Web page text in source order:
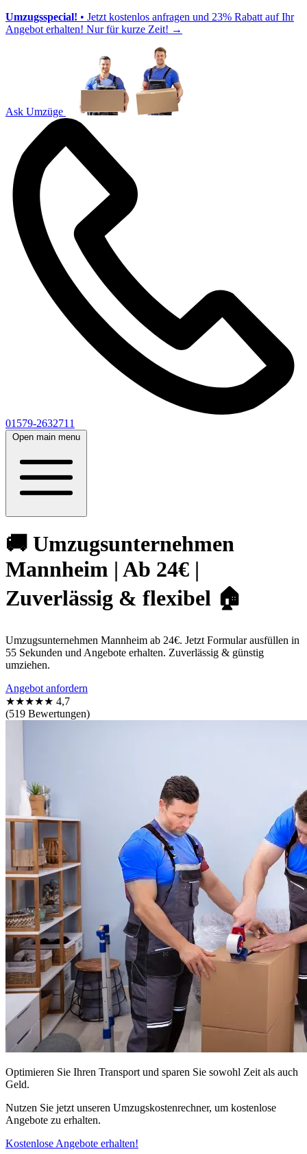
Umzugsspecial! • Jetzt kostenlos anfragen und 23% Rabatt auf Ihr
Angebot erhalten! Nur für kurze Zeit! →
Ask Umzüge
01579-2632711
Open main menu
🚚 Umzugsunternehmen
Mannheim | Ab 24€ |
Zuverlässig & flexibel 🏠
Umzugsunternehmen Mannheim ab 24€. Jetzt Formular ausfüllen in
55 Sekunden und Angebote erhalten. Zuverlässig & günstig
umziehen.
Angebot anfordern
★★★★★ 4,7
(519 Bewertungen)
Optimieren Sie Ihren Transport und sparen Sie sowohl Zeit als auch
Geld.
Nutzen Sie jetzt unseren Umzugskostenrechner, um kostenlose
Angebote zu erhalten.
Kostenlose Angebote erhalten!